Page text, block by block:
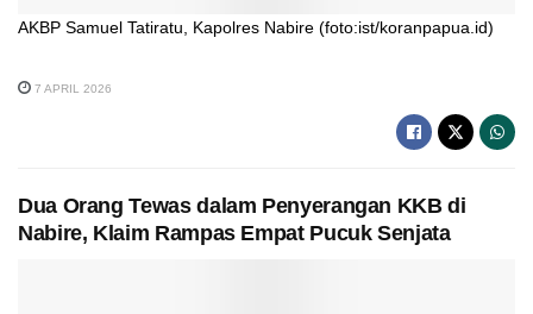
AKBP Samuel Tatiratu, Kapolres Nabire (foto:ist/koranpapua.id)
7 APRIL 2026
Dua Orang Tewas dalam Penyerangan KKB di
Nabire, Klaim Rampas Empat Pucuk Senjata